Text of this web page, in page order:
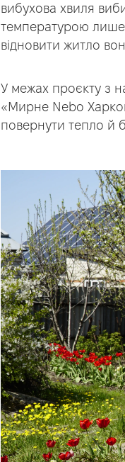
вибухова хвиля
температурою лише
відновити житло
У межах проєкту з
«Мирне Nebo
повернути тепло й